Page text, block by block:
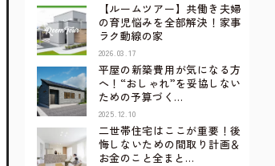
【ルームツアー】共働き夫婦
の育児悩みを全部解決！家事
ラク動線の家
2026.03.17
平屋の新築費用が気になる方
へ！“おしゃれ”を妥協しない
ための予算づく…
2025.12.10
二世帯住宅はここが重要！後
悔しないための間取り計画＆
お金のこと全まと…